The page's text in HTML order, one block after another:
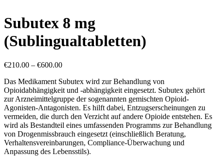
Subutex 8 mg
(Sublingualtabletten)
€210.00 – €600.00Preisspanne:
bis
€600.00
Das Medikament Subutex wird zur Behandlung von
Opioidabhängigkeit und -abhängigkeit eingesetzt. Subutex gehört
zur Arzneimittelgruppe der sogenannten gemischten Opioid-
Agonisten-Antagonisten. Es hilft dabei, Entzugserscheinungen zu
vermeiden, die durch den Verzicht auf andere Opioide entstehen. Es
wird als Bestandteil eines umfassenden Programms zur Behandlung
von Drogenmissbrauch eingesetzt (einschließlich Beratung,
Verhaltensvereinbarungen, Compliance-Überwachung und
Anpassung des Lebensstils).